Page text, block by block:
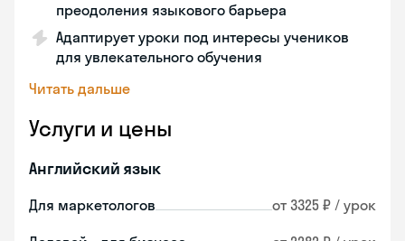
преодоления языкового барьера
Адаптирует уроки под интересы учеников
для увлекательного обучения
Читать дальше
Услуги и цены
Английский язык
Для маркетологов от 3325 ₽ / урок